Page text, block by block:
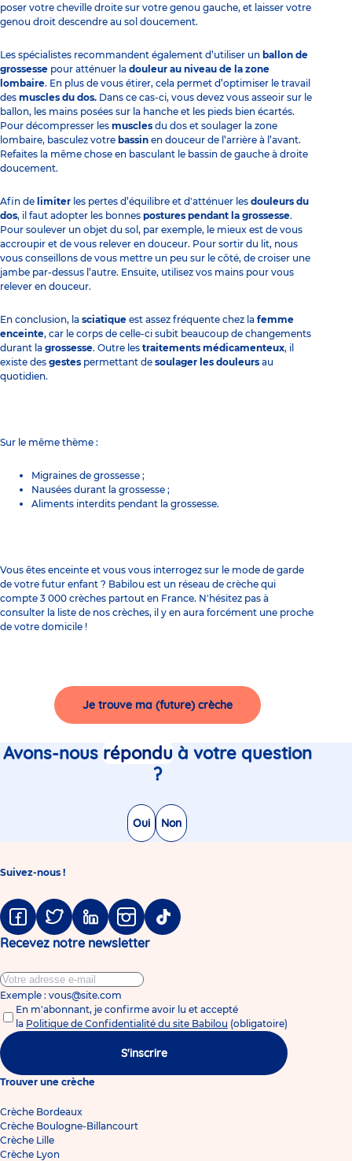
poser votre cheville droite sur votre genou gauche, et laisser votre
genou droit descendre au sol doucement.
Les spécialistes recommandent également d’utiliser un ballon de
grossesse pour atténuer la douleur au niveau de la zone
lombaire. En plus de vous étirer, cela permet d’optimiser le travail
des muscles du dos. Dans ce cas-ci, vous devez vous asseoir sur le
ballon, les mains posées sur la hanche et les pieds bien écartés.
Pour décompresser les muscles du dos et soulager la zone
lombaire, basculez votre bassin en douceur de l’arrière à l’avant.
Refaites la même chose en basculant le bassin de gauche à droite
doucement.
Afin de limiter les pertes d’équilibre et d'atténuer les douleurs du
dos, il faut adopter les bonnes postures pendant la grossesse.
Pour soulever un objet du sol, par exemple, le mieux est de vous
accroupir et de vous relever en douceur. Pour sortir du lit, nous
vous conseillons de vous mettre un peu sur le côté, de croiser une
jambe par-dessus l’autre. Ensuite, utilisez vos mains pour vous
relever en douceur.
En conclusion, la sciatique est assez fréquente chez la femme
enceinte, car le corps de celle-ci subit beaucoup de changements
durant la grossesse. Outre les traitements médicamenteux, il
existe des gestes permettant de soulager les douleurs au
quotidien.
Sur le même thème :
Migraines de grossesse ;
Nausées durant la grossesse ;
Aliments interdits pendant la grossesse.
Vous êtes enceinte et vous vous interrogez sur le mode de garde
de votre futur enfant ? Babilou est un réseau de crèche qui
compte 3 000 crèches partout en France. N'hésitez pas à
consulter la liste de nos crèches, il y en aura forcément une proche
de votre domicile !
Je trouve ma (future) crèche
Avons-nous réponduà votre question
?
Non
Oui
Suivez-nous !
Facebook
TwitterLinkedinInstagram
Tiktok
Recevez notre newsletter
Exemple : vous@site.com
En m'abonnant, je confirme avoir lu et accepté
la Politique de Confidentialité du site Babilou (obligatoire)
S'inscrire
Trouver une crèche
Crèche Bordeaux
Crèche Boulogne-Billancourt
Crèche Lille
Crèche Lyon